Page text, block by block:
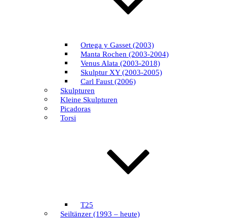
Ortega y Gasset (2003)
Manta Rochen (2003-2004)
Venus Alata (2003-2018)
Skulptur XY (2003-2005)
Carl Faust (2006)
Skulpturen
Kleine Skulpturen
Picadoras
Torsi
T25
Seiltänzer (1993 – heute)